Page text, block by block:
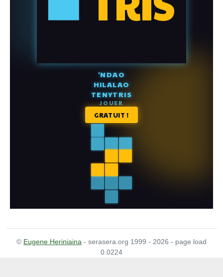
© Eugene Heriniaina - serasera.org 1999 - 2026 - page load
0.0224